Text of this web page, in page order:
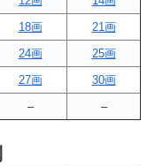
18画
21画
24画
25画
27画
30画
– –